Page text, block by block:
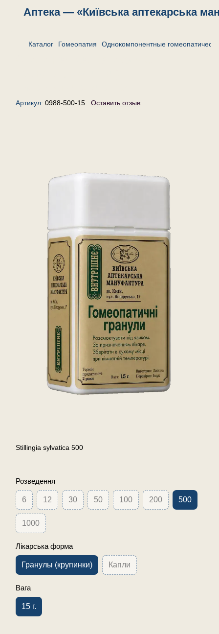
Аптека — «Київська аптекарська
Каталог Гомеопатия Однокомпонентные
Артикул: 0988-500-15 Оставить отзыв
Stillingia sylvatica 500
Розведення
6 12 30 50 100 200 500
1000
Лікарська форма
Гранулы (крупинки) Капли
Вага
15 г.